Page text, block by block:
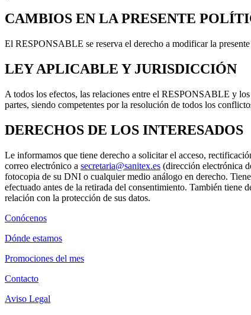
CAMBIOS EN LA PRESENTE
El RESPONSABLE se reserva el derecho a modificar la
LEY APLICABLE Y JURISDICCIÓN
A todos los efectos, las relaciones entre el RESPONSABLE y los
partes, siendo competentes por la resolución de todos los
DERECHOS DE LOS INTERESADOS
Le informamos que tiene derecho a solicitar el acceso,
correo electrónico a secretaria@sanitex.es (dirección electrónica
fotocopia de su DNI o cualquier medio análogo en derecho.
efectuado antes de la retirada del consentimiento. También tiene
relación con la protección de sus datos.
Conócenos
Dónde estamos
Promociones del mes
Contacto
Aviso Legal